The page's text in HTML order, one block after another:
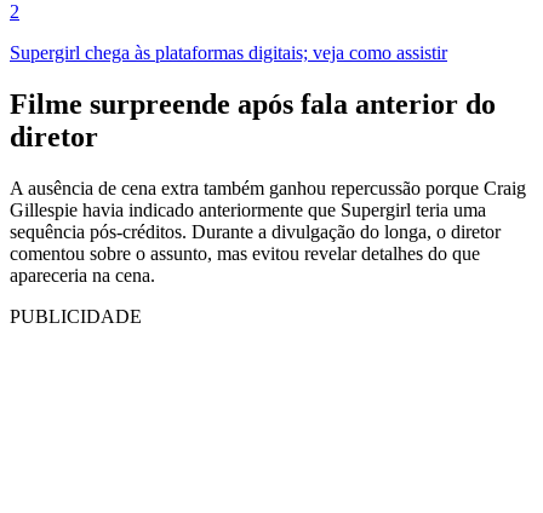
2
Supergirl chega às plataformas digitais; veja como assistir
Filme surpreende após fala anterior do
diretor
A ausência de cena extra também ganhou repercussão porque Craig
Gillespie havia indicado anteriormente que Supergirl teria uma
sequência pós-créditos. Durante a divulgação do longa, o diretor
comentou sobre o assunto, mas evitou revelar detalhes do que
apareceria na cena.
PUBLICIDADE